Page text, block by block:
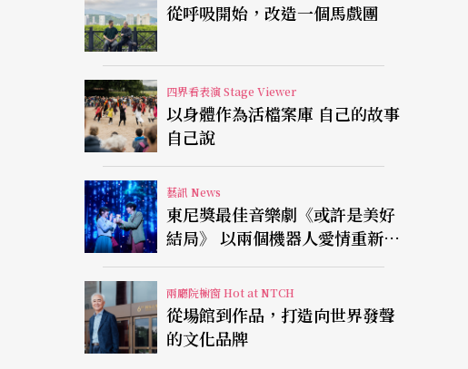
從呼吸開始，改造一個馬戲團
四界看表演 Stage Viewer
以身體作為活檔案庫 自己的故事
自己說
藝訊 News
東尼獎最佳音樂劇《或許是美好
結局》 以兩個機器人愛情重新凝
視有限人生
兩廳院櫥窗 Hot at NTCH
從場館到作品，打造向世界發聲
的文化品牌